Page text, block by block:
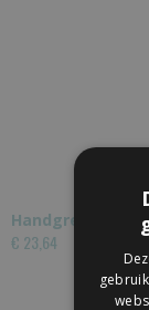
Handgreep buis
€ 23,64